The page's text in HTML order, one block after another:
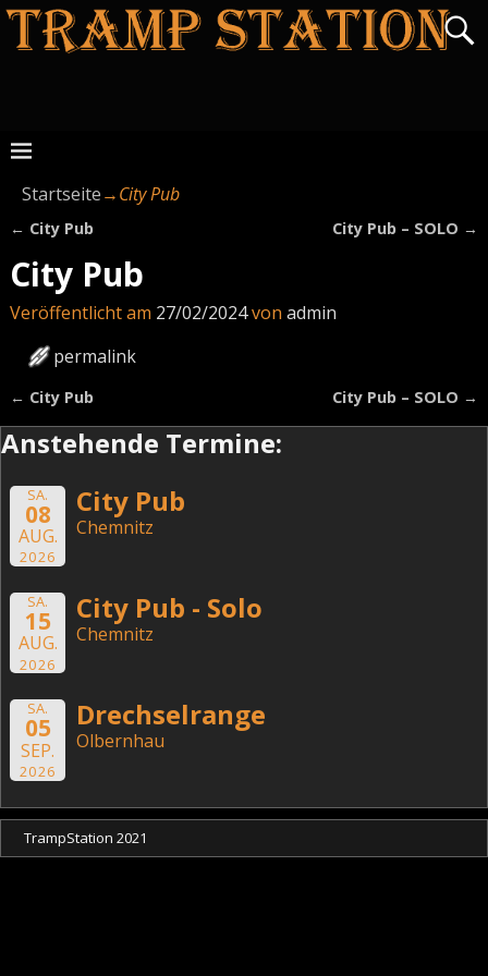
Startseite→City Pub
← City Pub City Pub – SOLO →
City Pub
Veröffentlicht am 27/02/2024von admin
permalink
Artikelnavigation
← City Pub City Pub – SOLO →
Anstehende Termine:
SA.
08
AUG.
2026
City Pub
Chemnitz
SA.
15
AUG.
2026
City Pub - Solo
Chemnitz
SA.
05
SEP.
2026
Drechselrange
Olbernhau
TrampStation 2021